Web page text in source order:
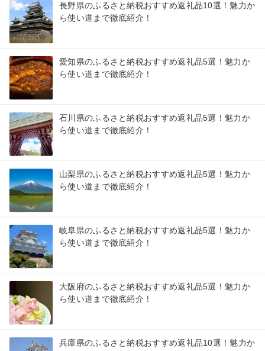
長野県のふるさと納税おすすめ返礼品10選！魅力か
ら使い道まで徹底紹介！
愛知県のふるさと納税おすすめ返礼品5選！魅力か
ら使い道まで徹底紹介！
石川県のふるさと納税おすすめ返礼品5選！魅力か
ら使い道まで徹底紹介！
山梨県のふるさと納税おすすめ返礼品5選！魅力か
ら使い道まで徹底紹介！
岐阜県のふるさと納税おすすめ返礼品5選！魅力か
ら使い道まで徹底紹介！
大阪府のふるさと納税おすすめ返礼品5選！魅力か
ら使い道まで徹底紹介！
兵庫県のふるさと納税おすすめ返礼品10選！魅力か